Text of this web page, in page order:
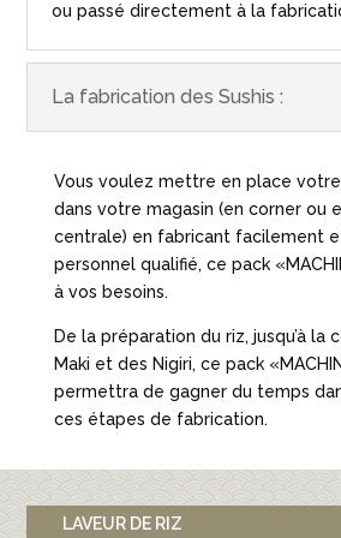
ou passé directement à la
La fabrication des Sushis :
Vous voulez mettre en place
dans votre magasin (en corner ou
centrale) en fabricant facilement
personnel qualifié, ce pack
à vos besoins.
De la préparation du riz, jusqu’à la
Maki et des Nigiri, ce pack
permettra de gagner du temps
ces étapes de fabrication.
LAVEUR DE RIZ